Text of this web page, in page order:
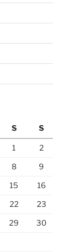
S S
1 2
8 9
15 16
22 23
29 30